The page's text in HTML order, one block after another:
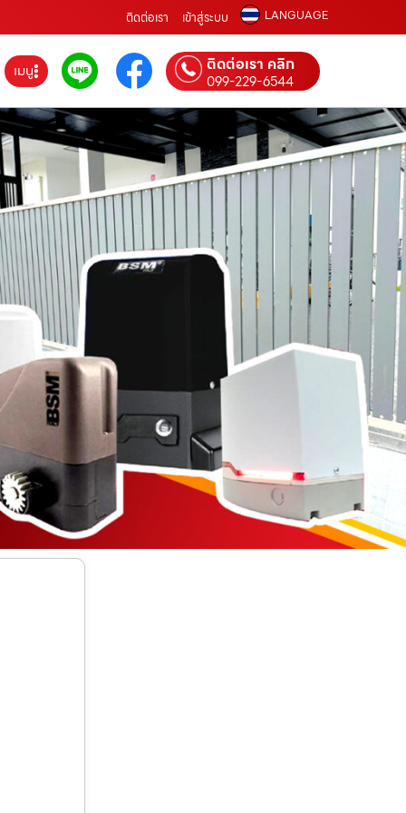
ติดต่อเรา เข้าสู่ระบบ LANGUAGE
เมนู ติดต่อเรา คลิก
099-229-6544